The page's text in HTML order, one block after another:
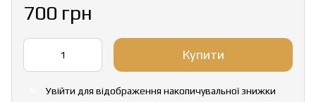
700 грн
Купити
Увійти для відображення накопичувальної знижки